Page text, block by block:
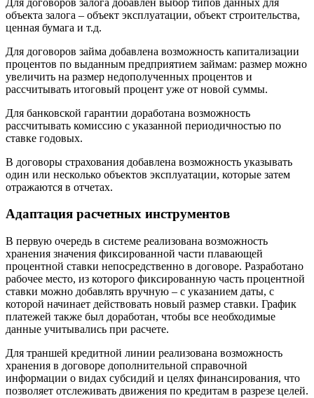
объекта залога – объект эксплуатации, объект строительства,
ценная бумага и т.д.
Для договоров займа добавлена возможность капитализации
процентов по выданным предприятием займам: размер можно
увеличить на размер недополученных процентов и
рассчитывать итоговый процент уже от новой суммы.
Для банковской гарантии доработана возможность
рассчитывать комиссию с указанной периодичностью по
ставке годовых.
В договоры страхования добавлена возможность указывать
один или несколько объектов эксплуатации, которые затем
отражаются в отчетах.
Адаптация расчетных инструментов
В первую очередь в системе реализована возможность
хранения значения фиксированной части плавающей
процентной ставки непосредственно в договоре. Разработано
рабочее место, из которого фиксированную часть процентной
ставки можно добавлять вручную – с указанием даты, с
которой начинает действовать новый размер ставки. График
платежей также был доработан, чтобы все необходимые
данные учитывались при расчете.
Для траншей кредитной линии реализована возможность
хранения в договоре дополнительной справочной
информации о видах субсидий и целях финансирования, что
позволяет отслеживать движения по кредитам в разрезе целей.